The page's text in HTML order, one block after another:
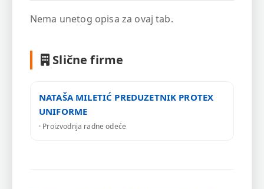
Nema unetog opisa za ovaj tab.
Slične firme
NATAŠA MILETIĆ PREDUZETNIK PROTEX
UNIFORME
· Proizvodnja radne odeće